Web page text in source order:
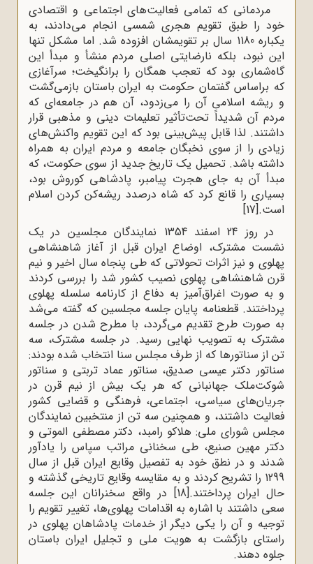
مردمانی که تمامی فعالیت‌های اجتماعی و اقتصادی
خود را طبق تقویم هجری شمسی انجام می‌دادند، به
یکباره 1180 سال بر تقویمشان افزوده شد. اما مشکل تنها
این نبود، بلکه نارضایتی اصلی مردم منشأ و مبدأ این
گاه‌شماری بود که تعجب همگان را برانگیخت؛ سرآغازی
که براساس گفتمان حکومت به ایران باستان بازمی‌گشت
و ریشه اسلامی آن را می‌زدود، آن هم در جامعه‌ای که
مردم آن شدیداً تحت‌تأثیر تعلیمات دینی و مذهبی قرار
داشتند. لذا قابل پیش‌بینی بود که این تقویم واکنش‌های
زیادی را از سوی نخبگان جامعه و مردم ایران به همراه
داشته باشد. تحمیل یک تاریخ جدید از سوی حکومت، که
مبدأ آن به ‌جای هجرت پیامبر، پادشاهی کوروش بود،
بسیاری را قانع کرد که شاه درصدد ریشه‌کن کردن اسلام
است.[17]
در روز 24 اسفند 1354 نمایندگان مجلسین در یک
نشست مشترک، اوضاع ایران قبل از آغاز شاهنشاهی
پهلوی و نیز اثرات تحولاتی که طی پنجاه سال اخیر و نیم‌
قرن شاهنشاهی پهلوی نصیب کشور شد را بررسی کردند
و به‌ صورت اغراق‌آمیز به دفاع از کارنامه سلسله پهلوی
پرداختند. قطعنامه پایان جلسه مجلسین که گفته می‌شد
به‌ صورت طرح تقدیم می‌گردد، با مطرح شدن در جلسه
مشترک به تصویب نهایی رسید. در جلسه مشترک، سه
تن از سناتورها که از طرف مجلس سنا انتخاب شده بودند:
سناتور دکتر عیسی صدیق، سناتور عماد تربتی و سناتور
شوکت‌ملک جهانبانی که هر یک بیش از نیم قرن در
جریان‌های سیاسی، اجتماعی، فرهنگی و قضایی کشور
فعالیت داشتند، و همچنین سه تن از منتخبین نمایندگان
مجلس شورای ملی: هلاکو رامبد، دکتر مصطفی الموتی و
دکتر مهین صنیع، طی سخنانی مراتب سپاس را یادآور
شدند و در نطق خود به تفصیل وقایع ایران قبل از سال
1299 را تشریح کردند و به مقایسه وقایع تاریخی گذشته و
حال ایران پرداختند.[18]
در واقع سخنرانان این جلسه
سعی داشتند با اشاره به اقدامات پهلوی‌ها، تغییر تقویم را
توجیه و آن را یکی دیگر از خدمات پادشاهان پهلوی در
راستای بازگشت به هویت ملی و تجلیل ایران باستان
جلوه دهند.